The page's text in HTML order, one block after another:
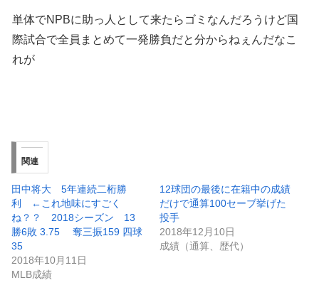
単体でNPBに助っ人として来たらゴミなんだろうけど国
際試合で全員まとめて一発勝負だと分からねぇんだなこ
れが
関連
田中将大 5年連続二桁勝
利 ←これ地味にすごく
ね？？ 2018シーズン 13
勝6敗 3.75 奪三振159 四球
35
2018年10月11日
MLB成績
12球団の最後に在籍中の成績
だけで通算100セーブ挙げた
投手
2018年12月10日
成績（通算、歴代）